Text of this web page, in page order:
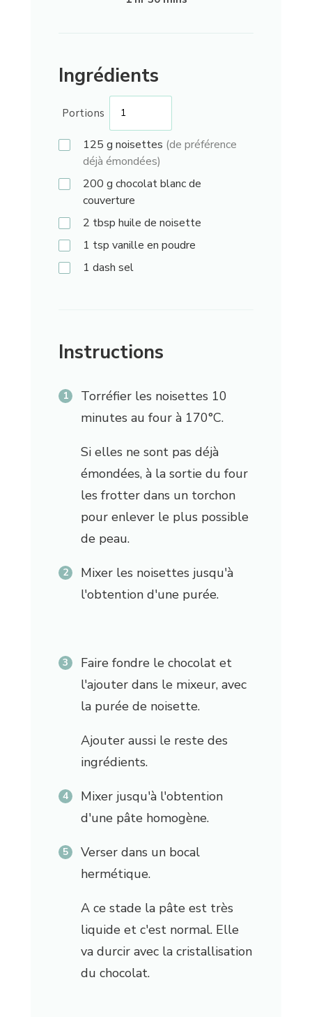
Ingrédients
Portions
125 g noisettes (de préférence
déjà émondées)
200 g chocolat blanc de
couverture
2 tbsp huile de noisette
1 tsp vanille en poudre
1 dash sel
Instructions
Torréfier les noisettes 10
minutes au four à 170°C.
Si elles ne sont pas déjà
émondées, à la sortie du four
les frotter dans un torchon
pour enlever le plus possible
de peau.
Mixer les noisettes jusqu'à
l'obtention d'une purée.
Faire fondre le chocolat et
l'ajouter dans le mixeur, avec
la purée de noisette.
Ajouter aussi le reste des
ingrédients.
Mixer jusqu'à l'obtention
d'une pâte homogène.
Verser dans un bocal
hermétique.
A ce stade la pâte est très
liquide et c'est normal. Elle
va durcir avec la cristallisation
du chocolat.